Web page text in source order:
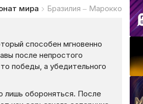
мира Бразилия – Марокко
способен мгновенно
после непростого
победы, а убедительного
лишь обороняться. После